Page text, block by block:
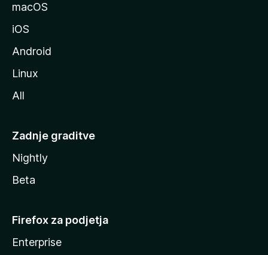
e
macOS
iOS
Android
Linux
All
Zadnje graditve
Nightly
Beta
Firefox za podjetja
Enterprise